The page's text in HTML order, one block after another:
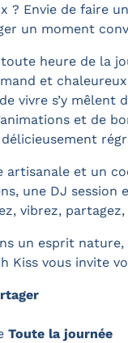
? Envie de faire
un moment
heure de la
et
vivre s’y mêlent
et de
artisanale et un
une DJ session
vibrez, partagez,
un esprit
Kiss vous invite
Toute la journée